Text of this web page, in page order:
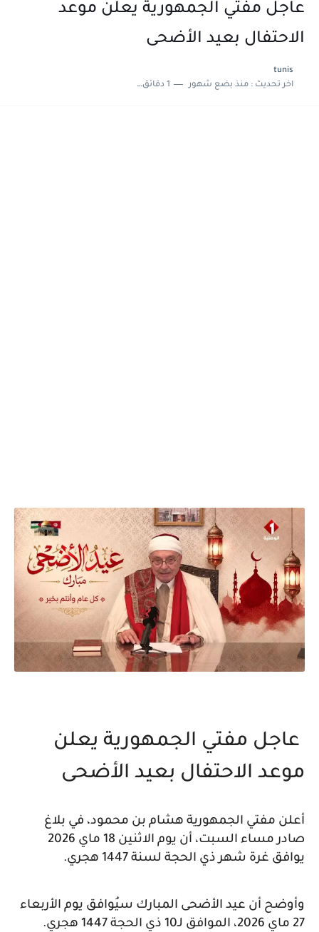
عاجل مفتي الجمهورية يعلن موعد
الاحتفال بعيد الأضحى
tunis
اخر تحديث :منذ بضع شهور 1 دقائق للقراءة
عاجل مفتي الجمهورية يعلن
موعد الاحتفال بعيد الأضحى
أعلن مفتي الجمهورية هشام بن محمود، في بلاغ
صادر مساء السبت، أن يوم الاثنين 18 ماي 2026
يوافق غرة شهر ذي الحجة لسنة 1447 هجري.
وأوضح أن عيد الأضحى المبارك سيُوافق يوم الأربعاء
27 ماي 2026، الموافق لـ10 ذي الحجة 1447 هجري.